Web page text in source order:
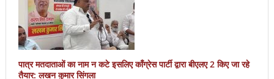
पात्र मतदाताओं का नाम न कटे इसलिए काँग्रेस पार्टी द्वारा बीएलए 2 किए जा रहे
तैयार: लखन कुमार सिंगला